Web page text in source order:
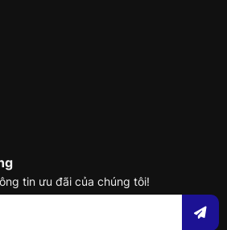
tin ưu đãi của chúng tôi!